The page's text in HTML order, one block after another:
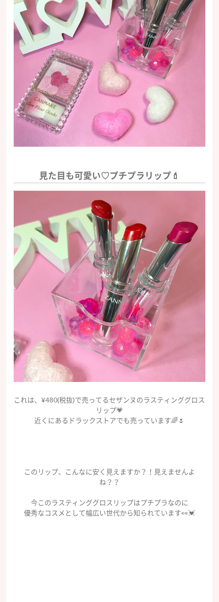
見た目も可愛い♡プチプラリップ💄
これは、¥480(税抜)で売ってるセザンヌのラスティンググロス
リップ💗
近くにあるドラックストアでも売っています🌈🌷
このリップ、こんなに安く見えますか？！見えませんよ
ね？？
今このラスティンググロスリップはプチプラなのに
優秀なコスメとして幅広い世代から知られています👀💓